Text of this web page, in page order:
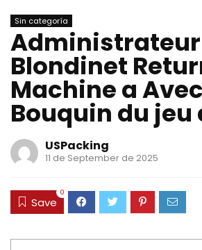
Sin categoría
Blondinet
Machine a Avec
Bouquin du jeu
USPacking
11 de September de 2025
Save
0